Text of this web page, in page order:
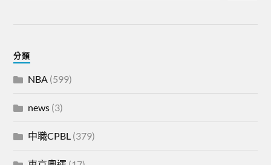
分類
NBA (599)
news (3)
中職CPBL (379)